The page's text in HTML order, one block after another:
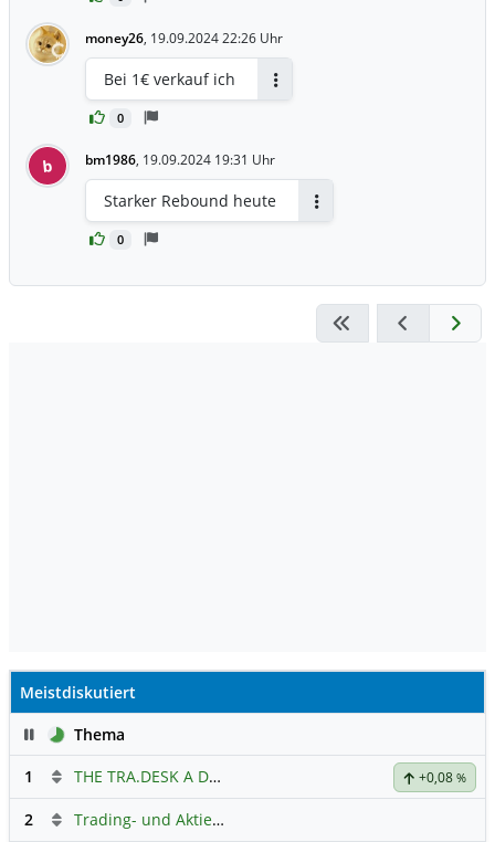
money26, 19.09.2024 22:26 Uhr
0
Bei 1€ verkauf ich
b bm1986, 19.09.2024 19:31 Uhr
0
Starker Rebound heute
Meistdiskutiert
PauseThema
1
THE TRA.DESK A DL-,000001 +0,08 %
2 Trading- und Aktien-Chat